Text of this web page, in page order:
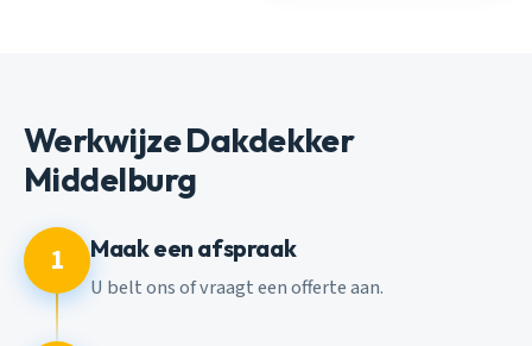
Werkwijze Dakdekker
Middelburg
1 Maak een afspraak
U belt ons of vraagt een offerte aan.